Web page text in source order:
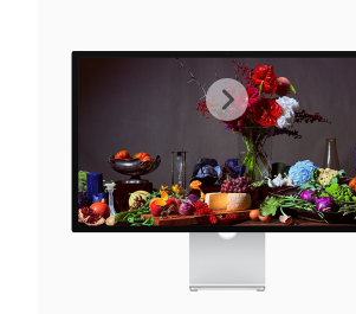
上
一
张
图
下
一
张
图